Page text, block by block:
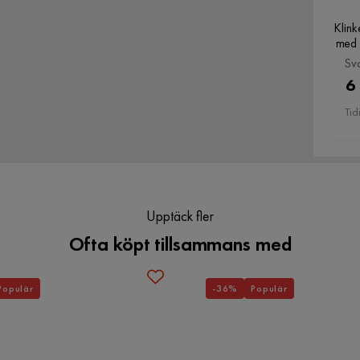
6
Upptäck fler
Ofta köpt tillsammans med
-36% Populär